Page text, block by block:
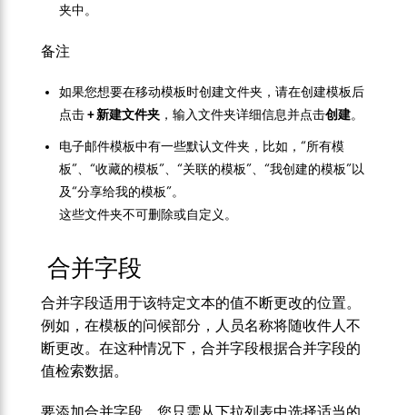
夹中。
备注
如果您想要在移动模板时创建文件夹，请在创建模板后
点击+ 新建文件夹，输入文件夹详细信息并点击创建。
电子邮件模板中有一些默认文件夹，比如，“所有模
板”、“收藏的模板”、“关联的模板”、“我创建的模板”以
及“分享给我的模板”。
这些文件夹不可删除或自定义。
合并字段
合并字段适用于该特定文本的值不断更改的位置。
例如，在模板的问候部分，人员名称将随收件人不
断更改。在这种情况下，合并字段根据合并字段的
值检索数据。